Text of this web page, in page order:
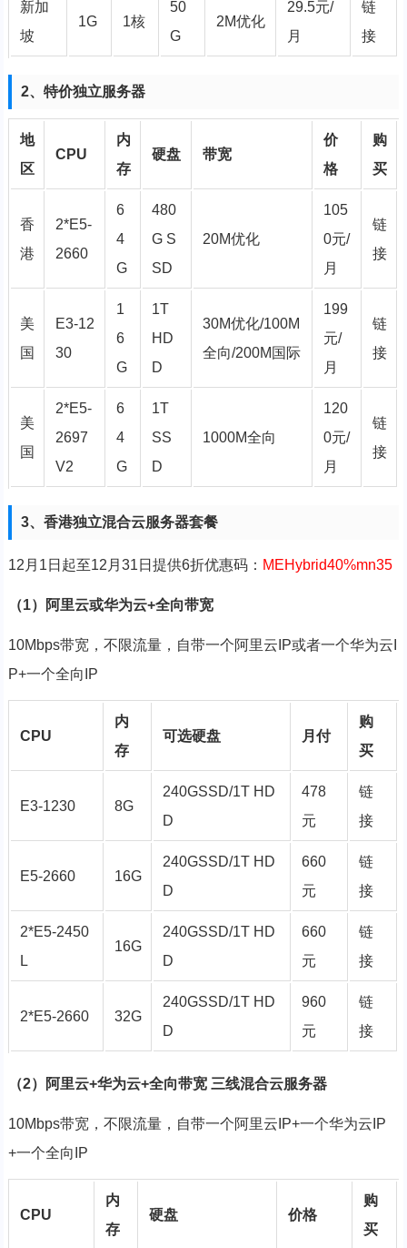
新加
坡
1G 1核
50
G
2M优化
29.5元/
月
链
接
2、特价独立服务器
地
区
CPU
内
存
硬盘 带宽
价
格
购
买
香
港
2*E5-
2660
6
4
G
480
G S
SD
20M优化
105
0元/
月
链
接
美
国
E3-12
30
1
6
G
1T
HD
D
30M优化/100M
全向/200M国际
199
元/
月
链
接
美
国
2*E5-
2697
V2
6
4
G
1T
SS
D
1000M全向
120
0元/
月
链
接
3、香港独立混合云服务器套餐
12月 1日起至12月 31日提供6折优惠码： MEHybrid40%mn35
（1）阿里云或华为云+全向带宽
10Mbps带宽，不限流量，自带一个阿里云IP或者一个华为云I
P+一个全向IP
CPU
内
存
可选硬盘 月付
购
买
E3-1230 8G
240GSSD/1T HD
D
478
元
链
接
E5-2660 16G
240GSSD/1T HD
D
660
元
链
接
2*E5-2450
L
16G
240GSSD/1T HD
D
660
元
链
接
2*E5-2660 32G
240GSSD/1T HD
D
960
元
链
接
（2）阿里云+华为云+全向带宽 三线混合云服务器
10Mbps带宽，不限流量，自带一个阿里云IP+一个华为云IP
+一个全向IP
CPU
内
存
硬盘 价格
购
买